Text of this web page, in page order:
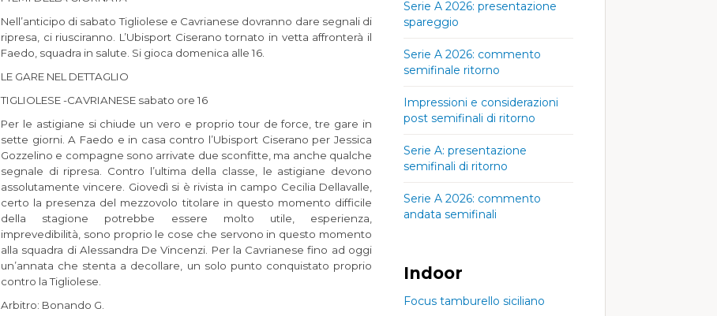
Nell’anticipo di sabato Tigliolese e Cavrianese dovranno dare segnali di
ripresa, ci riusciranno. L’Ubisport Ciserano tornato in vetta affronterà il
Faedo, squadra in salute. Si gioca domenica alle 16.
LE GARE NEL DETTAGLIO
TIGLIOLESE -CAVRIANESE sabato ore 16
Per le astigiane si chiude un vero e proprio tour de force, tre gare in
sette giorni. A Faedo e in casa contro l’Ubisport Ciserano per Jessica
Gozzelino e compagne sono arrivate due sconfitte, ma anche qualche
segnale di ripresa. Contro l’ultima della classe, le astigiane devono
assolutamente vincere. Giovedì si è rivista in campo Cecilia Dellavalle,
certo la presenza del mezzovolo titolare in questo momento difficile
della stagione potrebbe essere molto utile, esperienza,
imprevedibilità, sono proprio le cose che servono in questo momento
alla squadra di Alessandra De Vincenzi. Per la Cavrianese fino ad oggi
un’annata che stenta a decollare, un solo punto conquistato proprio
contro la Tigliolese.
Arbitro: Bonando G.
Serie A 2026: presentazione
spareggio
Serie A 2026: commento
semifinale ritorno
Impressioni e considerazioni
post semifinali di ritorno
Serie A: presentazione
semifinali di ritorno
Serie A 2026: commento
andata semifinali
Indoor
Focus tamburello siciliano